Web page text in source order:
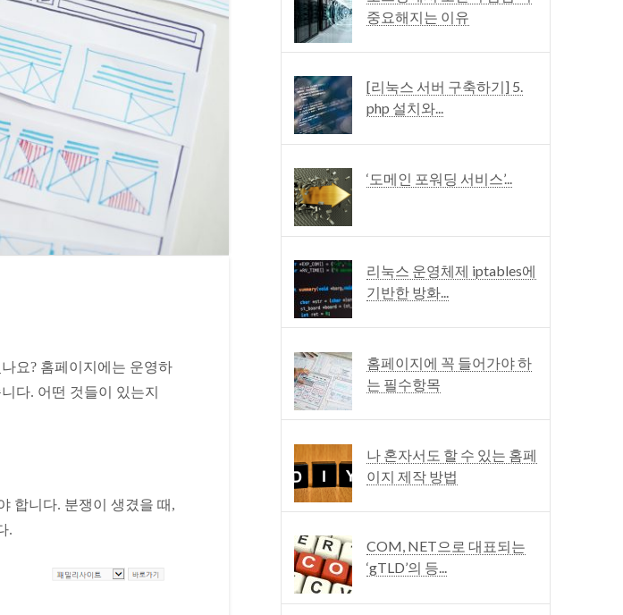
요? 홈페이지에는 운영하
다. 어떤 것들이 있는지
합니다. 분쟁이 생겼을 때,
.
중요해지는 이유
[리눅스 서버 구축하기] 5.
php 설치와...
‘도메인 포워딩 서비스’...
리눅스 운영체제 iptables에
기반한 방화...
홈페이지에 꼭 들어가야 하
는 필수항목
나 혼자서도 할 수 있는 홈페
이지 제작 방법
COM, NET으로 대표되는
‘gTLD’의 등...